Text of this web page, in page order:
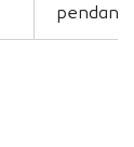
pendant